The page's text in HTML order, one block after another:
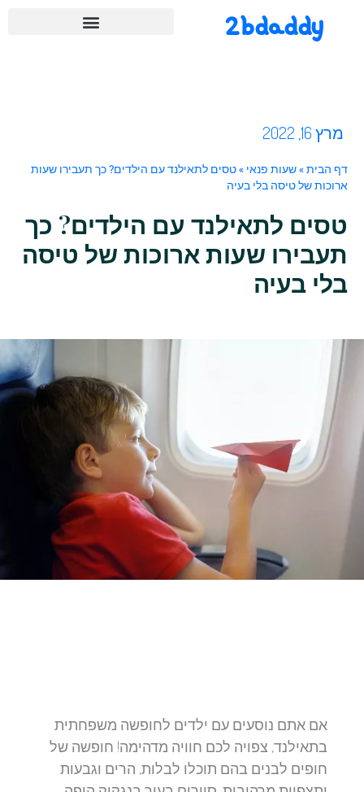
2bdaddy
מרץ 16, 2022
דף הבית»שעות פנאי»טסים לתאילנד עם הילדים? כך תעבירו שעות
ארוכות של טיסה בלי בעיה
טסים לתאילנד עם הילדים? כך
תעבירו שעות ארוכות של טיסה
בלי בעיה
אם אתם נוסעים עם ילדים לחופשה משפחתית
בתאילנד, צפויה לכם חוויה מדהימה! חופשה של
חופים לבנים בהם תוכלו לבלות, הרים וגבעות